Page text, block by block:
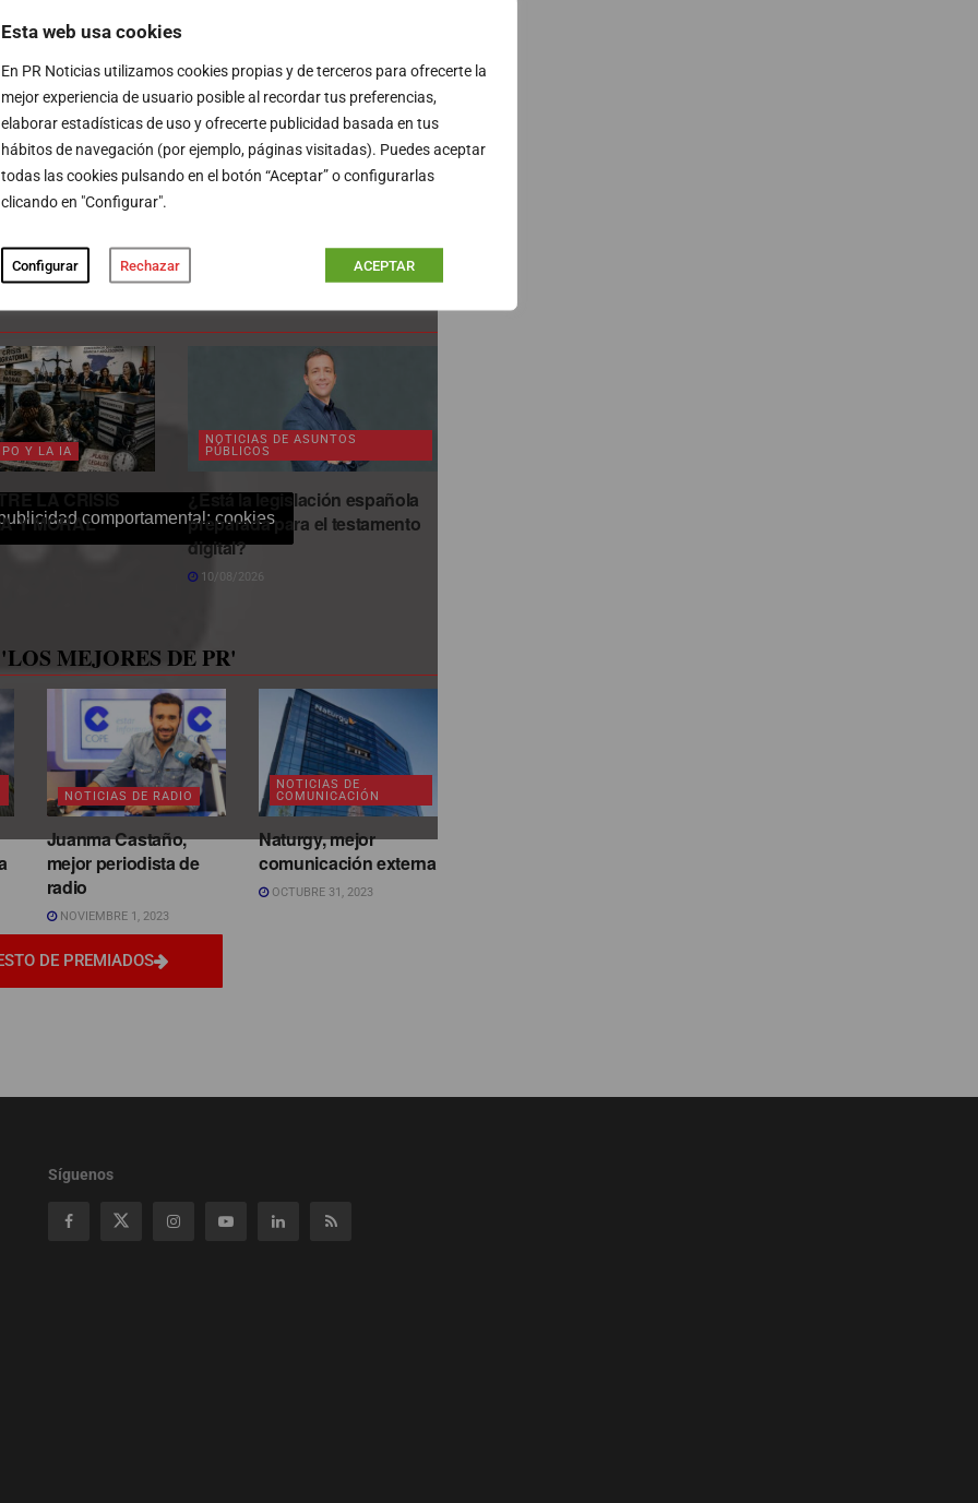
Esta web usa cookies
En PR Noticias utilizamos cookies propias y de terceros para ofrecerte la
mejor experiencia de usuario posible al recordar tus preferencias,
elaborar estadísticas de uso y ofrecerte publicidad basada en tus
hábitos de navegación (por ejemplo, páginas visitadas). Puedes aceptar
todas las cookies pulsando en el botón “Aceptar” o configurarlas
clicando en "Configurar".
Configurar Rechazar ACEPTAR
comportamental: cookies
Y LA IA
LA CRISIS
Y MORAL
NOTICIAS DE ASUNTOS
PÚBLICOS
¿Está la legislación española
preparada para el testamento
digital?
10/08/2026
MEJORES DE PR'
NOTICIAS DE RADIO
Juanma Castaño,
mejor periodista de
radio
NOVIEMBRE 1, 2023
NOTICIAS DE
COMUNICACIÓN
Naturgy, mejor
comunicación externa
OCTUBRE 31, 2023
DE PREMIADOS
Síguenos